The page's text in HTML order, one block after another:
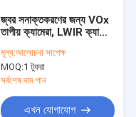
জ্বর সনাক্তকরণের জন্য VOx
তাপীয় ক্যামেরা, LWIR ক্যামেরা
মূল্য:আলোচনা সাপেক্ষ
MOQ:1 টুকরা
সর্বশেষ দাম পান
এখন যোগাযোগ